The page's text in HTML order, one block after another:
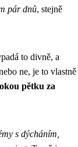
pár dnů, stejně
to divně, a
ne, je to vlastně
pětku za
s dýcháním,